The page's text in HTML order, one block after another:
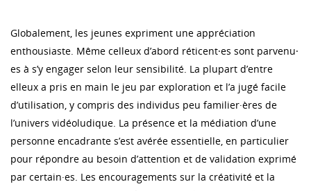
Globalement, les jeunes expriment une appréciation
enthousiaste. Même celleux d’abord réticent⸱es sont parvenu⸱
es à s’y engager selon leur sensibilité. La plupart d’entre
elleux a pris en main le jeu par exploration et l’a jugé facile
d’utilisation, y compris des individus peu familier·ères de
l’univers vidéoludique. La présence et la médiation d’une
personne encadrante s’est avérée essentielle, en particulier
pour répondre au besoin d’attention et de validation exprimé
par certain·es. Les encouragements sur la créativité et la